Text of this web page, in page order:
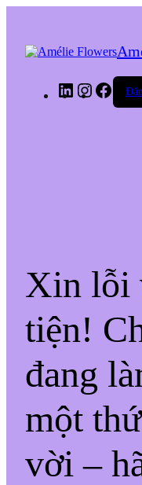
LinkedInInstagram
Xin lỗi
tiện!
đang
một
vời –